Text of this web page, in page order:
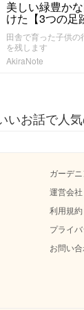
美しい緑豊か
けた【3つの足
田舎で育った子供
を残します
AkiraNote
いお話で人
ガーデ
運営会社
利用規約
プライ
お問い